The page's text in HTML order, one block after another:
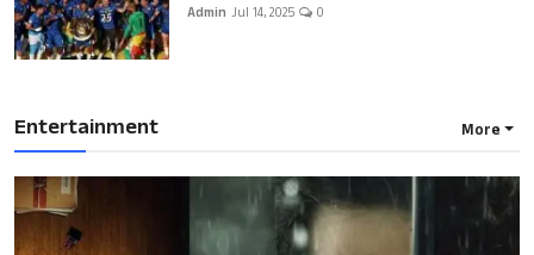
Admin Jul 14, 2025 0
Entertainment More